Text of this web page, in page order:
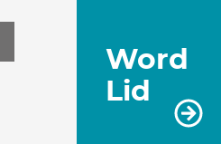
Word
Lid